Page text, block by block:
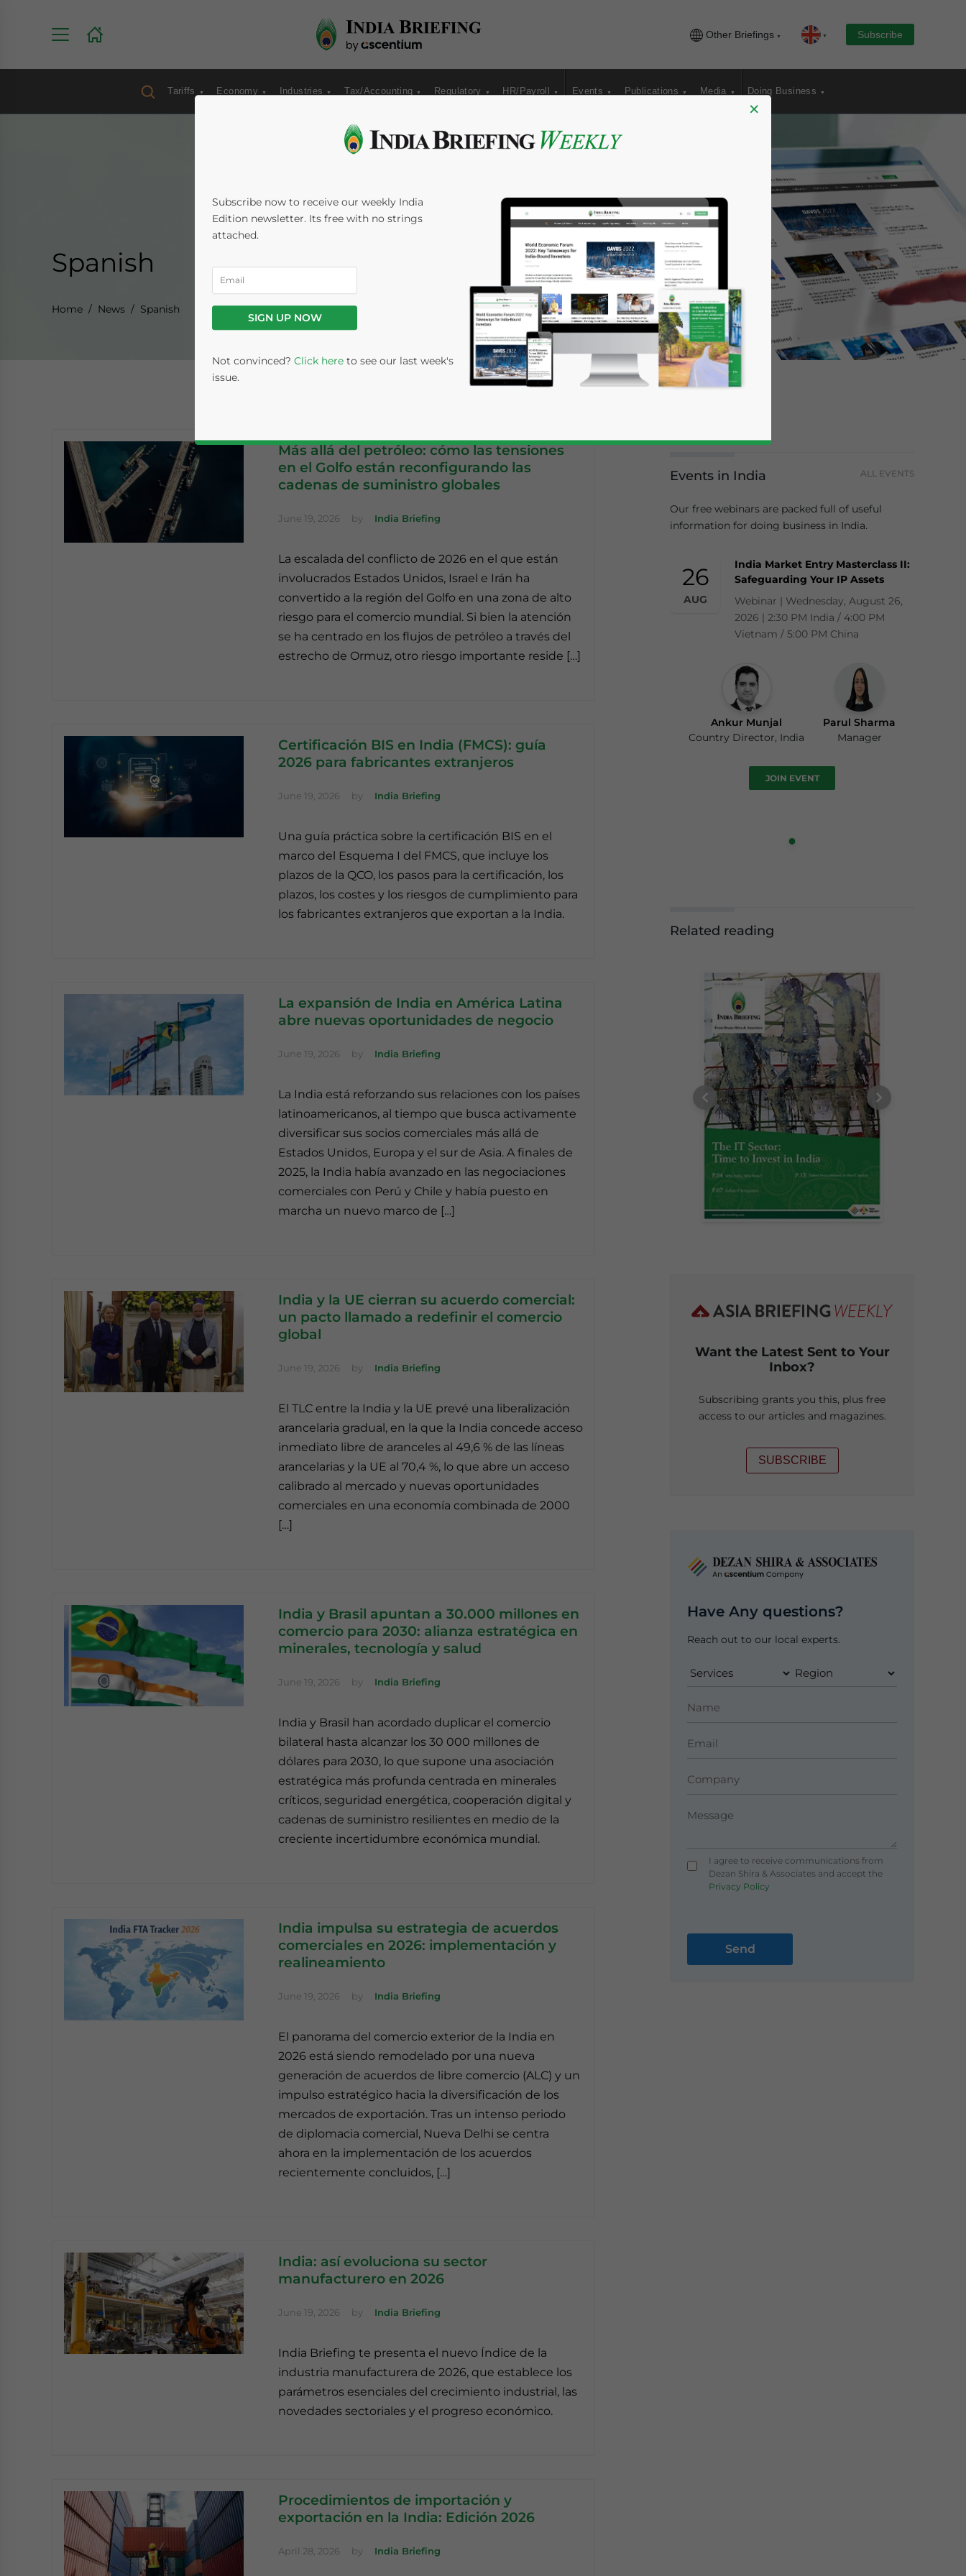
Other Briefings Subscribe
Tariffs Economy Industries Tax/Accounting Regulatory HR/Payroll Events Publications Media Doing Business
Spanish
Home News Spanish
Más allá del petróleo: cómo las tensiones
en el Golfo están reconfigurando las
cadenas de suministro globales
June 19, 2026 by India Briefing
La escalada del conflicto de 2026 en el que están
involucrados Estados Unidos, Israel e Irán ha
convertido a la región del Golfo en una zona de alto
riesgo para el comercio mundial. Si bien la atención
se ha centrado en los flujos de petróleo a través del
estrecho de Ormuz, otro riesgo importante reside […]
Certificación BIS en India (FMCS): guía
2026 para fabricantes extranjeros
June 19, 2026 by India Briefing
Una guía práctica sobre la certificación BIS en el
marco del Esquema I del FMCS, que incluye los
plazos de la QCO, los pasos para la certificación, los
plazos, los costes y los riesgos de cumplimiento para
los fabricantes extranjeros que exportan a la India.
La expansión de India en América Latina
abre nuevas oportunidades de negocio
June 19, 2026 by India Briefing
La India está reforzando sus relaciones con los países
latinoamericanos, al tiempo que busca activamente
diversificar sus socios comerciales más allá de
Estados Unidos, Europa y el sur de Asia. A finales de
2025, la India había avanzado en las negociaciones
comerciales con Perú y Chile y había puesto en
marcha un nuevo marco de […]
India y la UE cierran su acuerdo comercial:
un pacto llamado a redefinir el comercio
global
June 19, 2026 by India Briefing
El TLC entre la India y la UE prevé una liberalización
arancelaria gradual, en la que la India concede acceso
inmediato libre de aranceles al 49,6 % de las líneas
arancelarias y la UE al 70,4 %, lo que abre un acceso
calibrado al mercado y nuevas oportunidades
comerciales en una economía combinada de 2000
[…]
India y Brasil apuntan a 30.000 millones en
comercio para 2030: alianza estratégica en
minerales, tecnología y salud
June 19, 2026 by India Briefing
India y Brasil han acordado duplicar el comercio
bilateral hasta alcanzar los 30 000 millones de
dólares para 2030, lo que supone una asociación
estratégica más profunda centrada en minerales
críticos, seguridad energética, cooperación digital y
cadenas de suministro resilientes en medio de la
creciente incertidumbre económica mundial.
India impulsa su estrategia de acuerdos
comerciales en 2026: implementación y
realineamiento
June 19, 2026 by India Briefing
El panorama del comercio exterior de la India en
2026 está siendo remodelado por una nueva
generación de acuerdos de libre comercio (ALC) y un
impulso estratégico hacia la diversificación de los
mercados de exportación. Tras un intenso periodo
de diplomacia comercial, Nueva Delhi se centra
ahora en la implementación de los acuerdos
recientemente concluidos, […]
India: así evoluciona su sector
manufacturero en 2026
June 19, 2026 by India Briefing
India Briefing te presenta el nuevo Índice de la
industria manufacturera de 2026, que establece los
parámetros esenciales del crecimiento industrial, las
novedades sectoriales y el progreso económico.
Procedimientos de importación y
exportación en la India: Edición 2026
April 28, 2026 by India Briefing
Events in India ALL EVENTS
Our free webinars are packed full of useful
information for doing business in India.
26
AUG
India Market Entry Masterclass II:
Safeguarding Your IP Assets
Webinar | Wednesday, August 26,
2026 | 2:30 PM India / 4:00 PM
Vietnam / 5:00 PM China
Ankur Munjal
Country Director, India
Parul Sharma
Manager
JOIN EVENT
Related reading
Want the Latest Sent to Your
Inbox?
Subscribing grants you this, plus free
access to our articles and magazines.
SUBSCRIBE
Have Any questions?
Reach out to our local experts.
I agree to receive communications from
Dezan Shira & Associates and accept the
Privacy Policy
×
Subscribe now to receive our weekly India
Edition newsletter. Its free with no strings
attached.
SIGN UP NOW
Not convinced? Click here to see our last week's
issue.
Yes, I have read the